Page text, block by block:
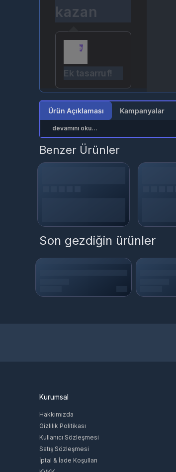
kazan
Ek tasarruf!
Ürün Açıklaması Kampanyalar
devamını oku...
Benzer Ürünler
Son gezdiğin ürünler
Kurumsal
Hakkımızda
Gizlilik Politikası
Kullanıcı Sözleşmesi
Satış Sözleşmesi
İptal & İade Koşulları